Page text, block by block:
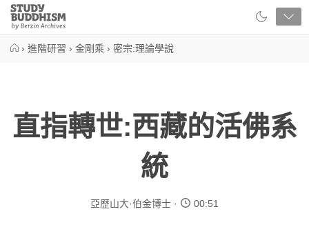
Close
Study
Buddhism
› 進階研習 › 金剛乘 › 密宗:理論學說
直指轉世:西藏的活佛系
統
亞歷山大·伯金博士 00:51